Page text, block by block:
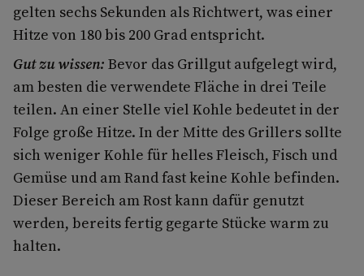
gelten sechs Sekunden als Richtwert, was einer
Hitze von 180 bis 200 Grad entspricht.
Gut zu wissen: Bevor das Grillgut aufgelegt wird,
am besten die verwendete Fläche in drei Teile
teilen. An einer Stelle viel Kohle bedeutet in der
Folge große Hitze. In der Mitte des Grillers sollte
sich weni­ger Kohle für helles Fleisch, Fisch und
Gemüse und am Rand fast keine Kohle befinden.
Dieser Bereich am Rost kann dafür genutzt
werden, bereits fertig gegarte Stücke warm zu
halten.